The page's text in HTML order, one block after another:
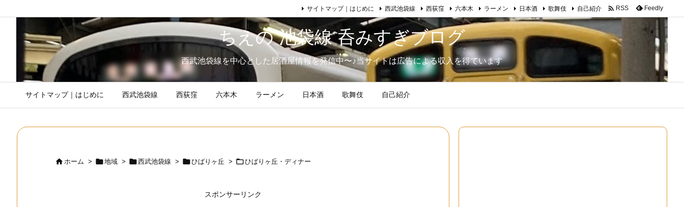
ちえの 池袋線 呑みすぎブログ
西武池袋線を中心とした居酒屋情報を発信中〜♪当サイトは広告による収入を得ています
サイトマップ｜はじめに 西武池袋線 西荻窪 六本木 ラーメン 日本酒 歌舞伎 自己紹介
サイトマップ｜はじめに 西武池袋線 西荻窪 六本木 ラーメン 日本酒 歌舞伎 自己紹介  RSS Feedly
ホーム > 地域 > 西武池袋線 > ひばりヶ丘 > ひばりヶ丘・ディナー
スポンサーリンク